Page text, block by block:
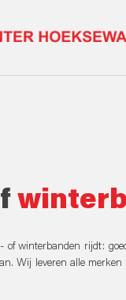
winterbanden rijdt:
Wij leveren alle